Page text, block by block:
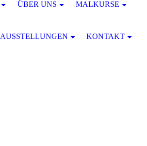
ÜBER UNS MALKURSE
AUSSTELLUNGEN KONTAKT